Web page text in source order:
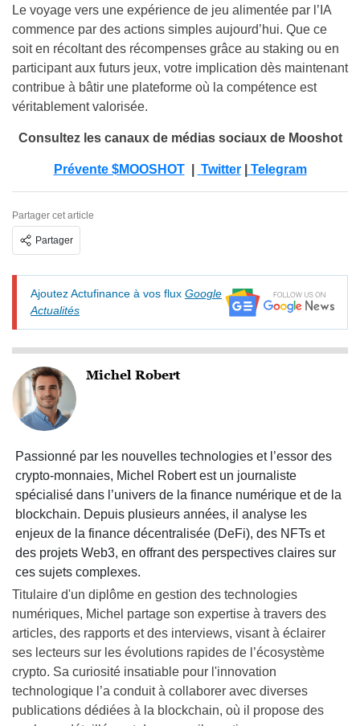
Le voyage vers une expérience de jeu alimentée par l’IA
commence par des actions simples aujourd’hui. Que ce
soit en récoltant des récompenses grâce au staking ou en
participant aux futurs jeux, votre implication dès maintenant
contribue à bâtir une plateforme où la compétence est
véritablement valorisée.
Consultez les canaux de médias sociaux de Mooshot
Prévente $MOOSHOT Twitter| Telegram
Partager cet article
Partager
Ajoutez Actufinance à vos flux Google
Actualités
Michel Robert
Passionné par les nouvelles technologies et l’essor des
crypto-monnaies, Michel Robert est un journaliste
spécialisé dans l’univers de la finance numérique et de la
blockchain. Depuis plusieurs années, il analyse les
enjeux de la finance décentralisée (DeFi), des NFTs et
des projets Web3, en offrant des perspectives claires sur
ces sujets complexes.
Titulaire d'un diplôme en gestion des technologies
numériques, Michel partage son expertise à travers des
articles, des rapports et des interviews, visant à éclairer
ses lecteurs sur les évolutions rapides de l’écosystème
crypto. Sa curiosité insatiable pour l'innovation
technologique l’a conduit à collaborer avec diverses
publications dédiées à la blockchain, où il propose des